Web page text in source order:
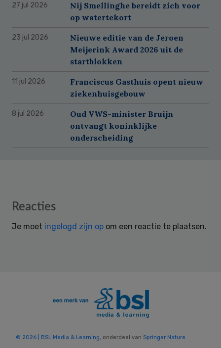
27 jul 2026
Nij Smellinghe bereidt zich voor
op watertekort
23 jul 2026
Nieuwe editie van de Jeroen
Meijerink Award 2026 uit de
startblokken
11 jul 2026
Franciscus Gasthuis opent nieuw
ziekenhuisgebouw
8 jul 2026
Oud VWS-minister Bruijn
ontvangt koninklijke
onderscheiding
Reader
Reacties
Je moet ingelogd zijn op om een reactie te plaatsen.
© 2026 | BSL Media & Learning, onderdeel van Springer Nature